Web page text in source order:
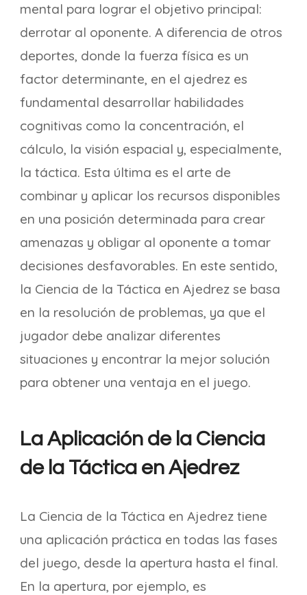
mental para lograr el objetivo principal:
derrotar al oponente. A diferencia de otros
deportes, donde la fuerza física es un
factor determinante, en el ajedrez es
fundamental desarrollar habilidades
cognitivas como la concentración, el
cálculo, la visión espacial y, especialmente,
la táctica. Esta última es el arte de
combinar y aplicar los recursos disponibles
en una posición determinada para crear
amenazas y obligar al oponente a tomar
decisiones desfavorables. En este sentido,
la Ciencia de la Táctica en Ajedrez se basa
en la resolución de problemas, ya que el
jugador debe analizar diferentes
situaciones y encontrar la mejor solución
para obtener una ventaja en el juego.
La Aplicación de la Ciencia
de la Táctica en Ajedrez
La Ciencia de la Táctica en Ajedrez tiene
una aplicación práctica en todas las fases
del juego, desde la apertura hasta el final.
En la apertura, por ejemplo, es